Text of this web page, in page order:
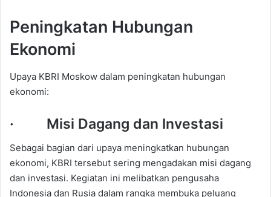
Peningkatan Hubungan
Ekonomi
Upaya KBRI Moskow dalam peningkatan hubungan
ekonomi:
· Misi Dagang dan Investasi
Sebagai bagian dari upaya meningkatkan hubungan
ekonomi, KBRI tersebut sering mengadakan misi dagang
dan investasi. Kegiatan ini melibatkan pengusaha
Indonesia dan Rusia dalam rangka membuka peluang